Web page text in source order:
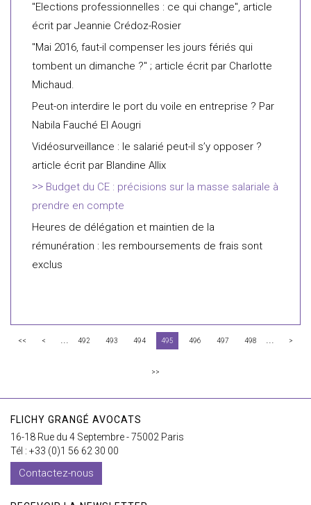
"Elections professionnelles : ce qui change"­, article
écrit par Jeannie Crédoz-Rosier
"Mai 2016, faut-il compenser les jours fériés qui
tombent un dimanche ?" ; article écrit par Charlotte
Michaud.
Peut-on interdire le port du voile en entreprise ? Par
Nabila Fauché El Aougri
Vidéosurveillance : le salarié peut-il s’y opposer ?
article écrit par Blandine Allix
Budget du CE : précisions sur la masse salariale à
prendre en compte
Heures de délégation et maintien de la
rémunération : les remboursements de frais sont
exclus
<< < ... 492 493 494 495 496 497 498 ... >
>>
FLICHY GRANGÉ AVOCATS
16-18 Rue du 4 Septembre - 75002 Paris
Tél : +33 (0)1 56 62 30 00
Contactez-nous